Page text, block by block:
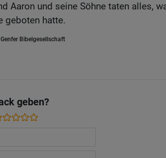
Aaron und seine Söhne taten alles,
geboten hatte.
Bibelgesellschaft
geben?